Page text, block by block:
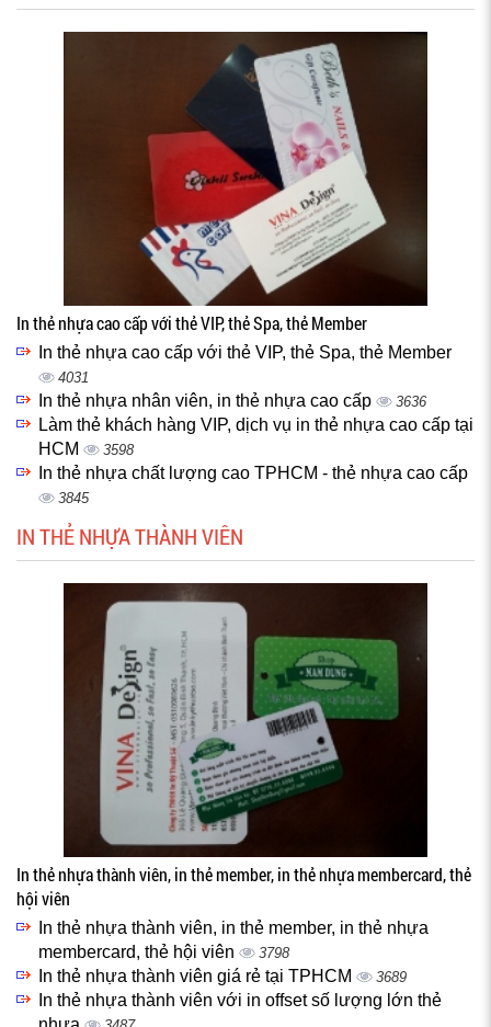
In thẻ nhựa cao cấp với thẻ VIP, thẻ Spa, thẻ Member
In thẻ nhựa cao cấp với thẻ VIP, thẻ Spa, thẻ Member
4031
In thẻ nhựa nhân viên, in thẻ nhựa cao cấp 3636
Làm thẻ khách hàng VIP, dịch vụ in thẻ nhựa cao cấp tại
HCM
3598
In thẻ nhựa chất lượng cao TPHCM - thẻ nhựa cao cấp
3845
IN THẺ NHỰA THÀNH VIÊN
In thẻ nhựa thành viên, in thẻ member, in thẻ nhựa membercard, thẻ
hội viên
In thẻ nhựa thành viên, in thẻ member, in thẻ nhựa
membercard, thẻ hội viên
3798
In thẻ nhựa thành viên giá rẻ tại TPHCM 3689
In thẻ nhựa thành viên với in offset số lượng lớn thẻ